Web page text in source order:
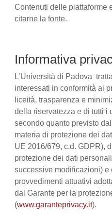
Contenuti delle piattaforme
citarne la fonte.
Informativa
L’Università di Padova
interessati in conformità ai
liceità, trasparenza e
della riservatezza e di tutti i
secondo quanto previsto
materia di protezione dei
UE 2016/679, c.d. GDPR),
protezione dei dati
successive modificazioni) e
provvedimenti attuativi
dal Garante per la
(www.garanteprivacy.it).